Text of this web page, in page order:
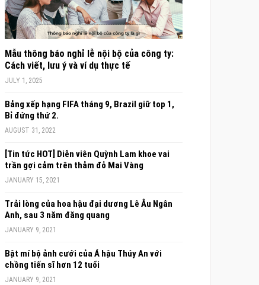
Mẫu thông báo nghỉ lễ nội bộ của công ty:
Cách viết, lưu ý và ví dụ thực tế
JULY 1, 2025
Bảng xếp hạng FIFA tháng 9, Brazil giữ top 1,
Bỉ đứng thứ 2.
AUGUST 31, 2022
[Tin tức HOT] Diễn viên Quỳnh Lam khoe vai
trần gợi cảm trên thảm đỏ Mai Vàng
JANUARY 15, 2021
Trải lòng của hoa hậu đại dương Lê Âu Ngân
Anh, sau 3 năm đăng quang
JANUARY 9, 2021
Bật mí bộ ảnh cưới của Á hậu Thúy An với
chồng tiến sĩ hơn 12 tuổi
JANUARY 9, 2021